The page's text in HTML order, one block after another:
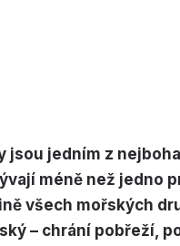
jsou jedním z
méně než jedno
všech mořských
– chrání pobřeží,